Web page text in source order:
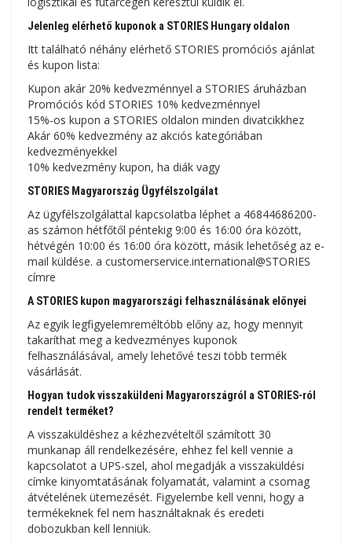
Jelenleg elérhető kuponok a STORIES Hungary oldalon
Itt található néhány elérhető STORIES promóciós ajánlat
és kupon lista:
Kupon akár 20% kedvezménnyel a STORIES áruházban
Promóciós kód STORIES 10% kedvezménnyel
15%-os kupon a STORIES oldalon minden divatcikkhez
Akár 60% kedvezmény az akciós kategóriában
kedvezményekkel
10% kedvezmény kupon, ha diák vagy
STORIES Magyarország Ügyfélszolgálat
Az ügyfélszolgálattal kapcsolatba léphet a 46844686200-
as számon hétfőtől péntekig 9:00 és 16:00 óra között,
hétvégén 10:00 és 16:00 óra között, másik lehetőség az e-
mail küldése. a customerservice.international@STORIES
címre
A STORIES kupon magyarországi felhasználásának előnyei
Az egyik legfigyelemreméltóbb előny az, hogy mennyit
takaríthat meg a kedvezményes kuponok
felhasználásával, amely lehetővé teszi több termék
vásárlását.
Hogyan tudok visszaküldeni Magyarországról a STORIES-ról
rendelt terméket?
A visszaküldéshez a kézhezvételtől számított 30
munkanap áll rendelkezésére, ehhez fel kell vennie a
kapcsolatot a UPS-szel, ahol megadják a visszaküldési
címke kinyomtatásának folyamatát, valamint a csomag
átvételének ütemezését. Figyelembe kell venni, hogy a
termékeknek fel nem használtaknak és eredeti
dobozukban kell lenniük.